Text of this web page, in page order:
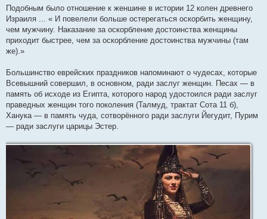
Подобным было отношение к женшине в истории 12 колен древнего
Израиля ... « И повелели больше остерегаться оскорбить женщину,
чем мужчину. Наказание за оскорбление достоинства женщины
приходит быстрее, чем за оскорбление достоинства мужчины (там
же).»
Большинство еврейских праздников напоминают о чудесах, которые
Всевышний совершил, в основном, ради заслуг женщин. Песах — в
память об исходе из Египта, которого народ удостоился ради заслуг
праведных женщин того поколения (Талмуд, трактат Сота 11 б),
Ханука — в память чуда, сотворённого ради заслуги Йегудит, Пурим
— ради заслуги царицы Эстер.